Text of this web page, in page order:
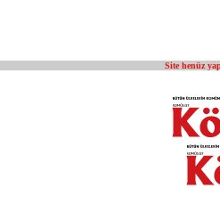
Site henüz